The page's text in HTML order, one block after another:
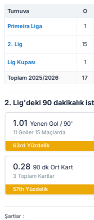
Turnuva O
Primeira Liga 1
2. Lig 15
Lig Kupası 1
Toplam 2025/2026 17
2. Lig'deki 90 dakikalık
1.01 Yenen Gol / 90'
11 Goller 15 Maçlarda
63rd Yüzdelik
0.28 90 dk Ort Kart
3 Toplam Kartlar
57th Yüzdelik
Şartlar :